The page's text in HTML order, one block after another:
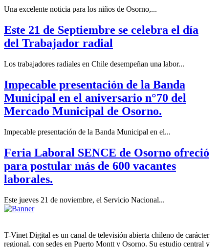
Una excelente noticia para los niños de Osorno,...
Este 21 de Septiembre se celebra el día
del Trabajador radial
Los trabajadores radiales en Chile desempeñan una labor...
Impecable presentación de la Banda
Municipal en el aniversario n°70 del
Mercado Municipal de Osorno.
Impecable presentación de la Banda Municipal en el...
Feria Laboral SENCE de Osorno ofreció
para postular más de 600 vacantes
laborales.
Este jueves 21 de noviembre, el Servicio Nacional...
T-Vinet Digital es un canal de televisión abierta chileno de carácter
regional, con sedes en Puerto Montt y Osorno. Su estudio central y